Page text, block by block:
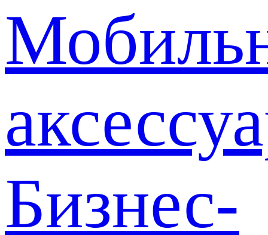
Бизнес-